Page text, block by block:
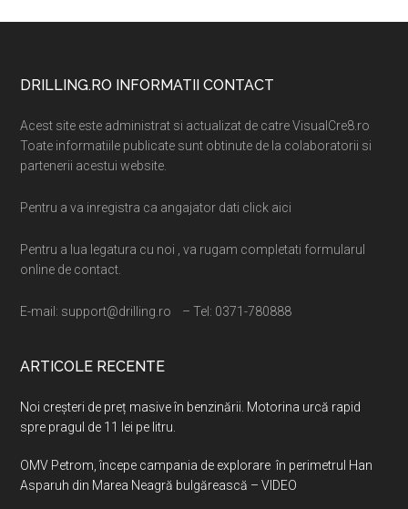
Footer
DRILLING.RO INFORMATII CONTACT
Acest site este administrat si actualizat de catre VisualCre8.ro
Toate informatiile publicate sunt obtinute de la colaboratorii si
partenerii acestui website.
Pentru a va inregistra ca angajator dati click aici
Pentru a lua legatura cu noi , va rugam completati formularul
online de contact.
E-mail: support@drilling.ro – Tel: 0371-780888
ARTICOLE RECENTE
Noi creșteri de preț masive în benzinării. Motorina urcă rapid
spre pragul de 11 lei pe litru.
OMV Petrom, începe campania de explorare în perimetrul Han
Asparuh din Marea Neagră bulgărească – VIDEO